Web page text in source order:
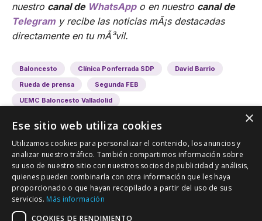
nuestro canal de WhatsAppo en nuestro canal de
Telegramy recibe las noticias mÃ¡s destacadas
directamente en tu mÃ³vil.
Baloncesto Clínica Ponferrada SDP
David Barrio
Rueda de prensa
Segunda FEB
UEMC Baloncesto Valladolid
VALLADOLID DEPORTIVO
×
Ese sitio web utiliza cookies
Utilizamos cookies para personalizar el contenido, los anuncios y
analizar nuestro tráfico. También compartimos información sobre
su uso de nuestro sitio con nuestros socios de publicidad y análisis,
quienes pueden combinarla con otra información que les haya
proporcionado o que hayan recopilado a partir del uso de sus
servicios. Más información
COOKIES DE RENDIMIENTO